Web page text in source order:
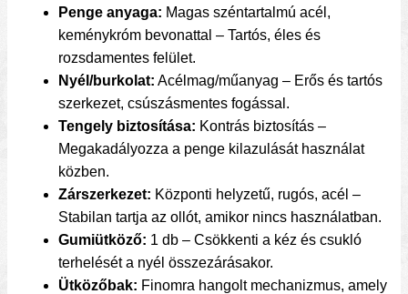
Penge anyaga: Magas széntartalmú acél,
keménykróm bevonattal – Tartós, éles és
rozsdamentes felület.
Nyél/burkolat: Acélmag/műanyag – Erős és tartós
szerkezet, csúszásmentes fogással.
Tengely biztosítása: Kontrás biztosítás –
Megakadályozza a penge kilazulását használat
közben.
Zárszerkezet: Központi helyzetű, rugós, acél –
Stabilan tartja az ollót, amikor nincs használatban.
Gumiütköző: 1 db – Csökkenti a kéz és csukló
terhelését a nyél összezárásakor.
Ütközőbak: Finomra hangolt mechanizmus, amely